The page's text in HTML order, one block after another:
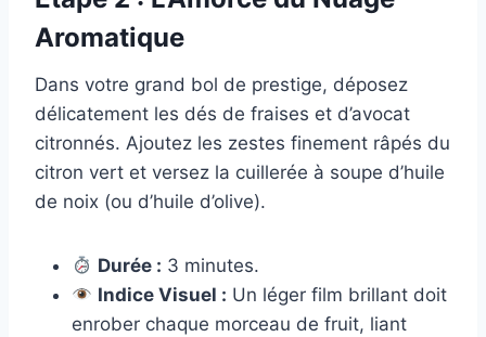
Aromatique
Dans votre grand bol de prestige, déposez
délicatement les dés de fraises et d’avocat
citronnés. Ajoutez les zestes finement râpés du
citron vert et versez la cuillerée à soupe d’huile
de noix (ou d’huile d’olive).
Durée : 3 minutes.
Indice Visuel : Un léger film brillant doit
enrober chaque morceau de fruit, liant